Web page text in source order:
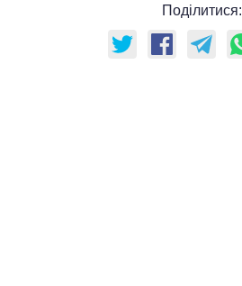
Поділитися: